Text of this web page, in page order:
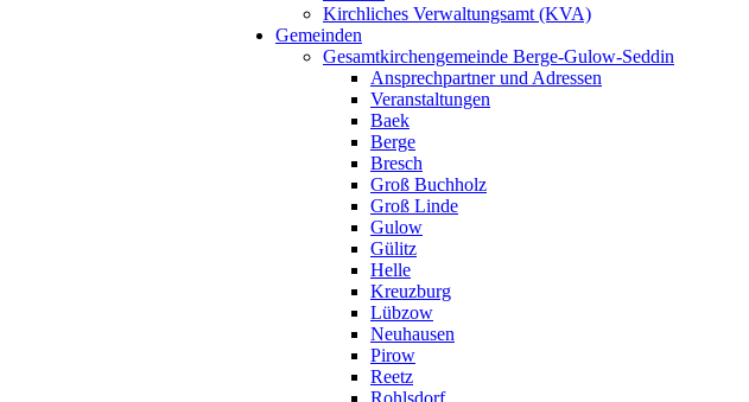
Kirchliches Verwaltungsamt (KVA)
Gemeinden
Gesamtkirchengemeinde Berge-Gulow-Seddin
Ansprechpartner und Adressen
Veranstaltungen
Baek
Berge
Bresch
Groß Buchholz
Groß Linde
Gulow
Gülitz
Helle
Kreuzburg
Lübzow
Neuhausen
Pirow
Reetz
Rohlsdorf